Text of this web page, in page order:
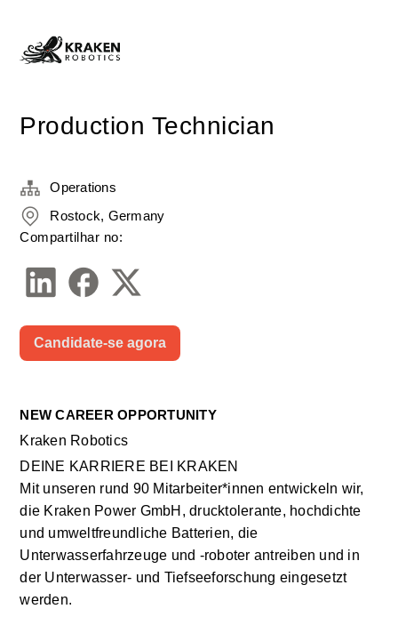
Production Technician
NEW CAREER OPPORTUNITY
Kraken Robotics
DEINE KARRIERE BEI KRAKEN
Mit unseren rund 90 Mitarbeiter*innen entwickeln wir,
die Kraken Power GmbH, drucktolerante, hochdichte
und umweltfreundliche Batterien, die
Unterwasserfahrzeuge und -roboter antreiben und in
der Unterwasser- und Tiefseeforschung eingesetzt
werden.
Operations
Rostock, Germany
Compartilhar no:
Candidate-se agora